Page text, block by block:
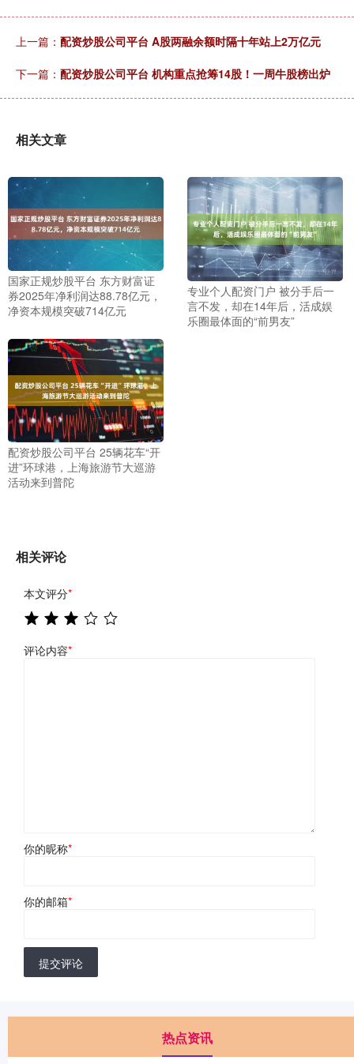
上一篇： 配资炒股公司平台 A股两融余额时隔十年站上2万亿元
下一篇： 配资炒股公司平台 机构重点抢筹14股！一周牛股榜出炉
相关文章
国家正规炒股平台 东方财富证
券2025年净利润达88.78亿元，
净资本规模突破714亿元
专业个人配资门户 被分手后一
言不发，却在14年后，活成娱
乐圈最体面的“前男友”
配资炒股公司平台 25辆花车“开
进”环球港，上海旅游节大巡游
活动来到普陀
相关评论
本文评分*
评论内容*
你的昵称*
你的邮箱*
提交评论
热点资讯